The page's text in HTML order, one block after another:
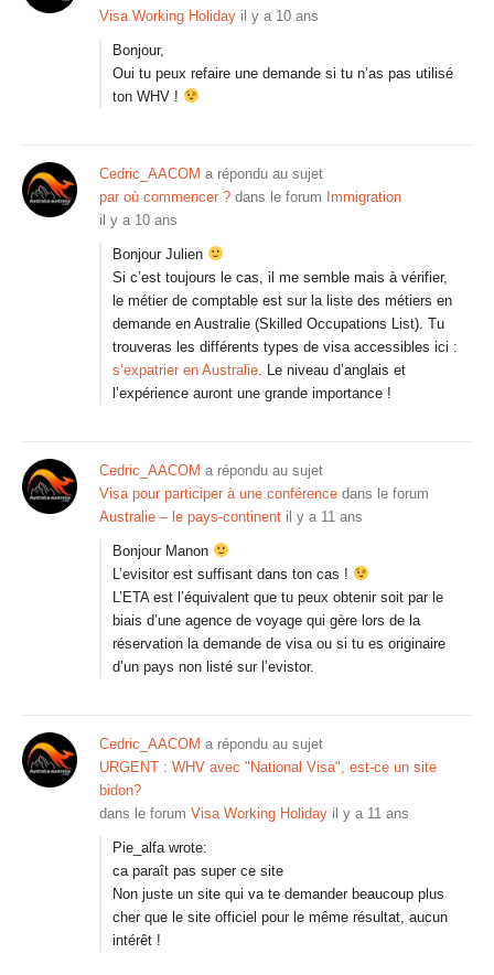
Visa Working Holiday il y a 10 ans
Bonjour,
Oui tu peux refaire une demande si tu n’as pas utilisé
ton WHV !
Cedric_AACOM a répondu au sujet
par où commencer ? dans le forum Immigration
il y a 10 ans
Bonjour Julien
Si c’est toujours le cas, il me semble mais à vérifier,
le métier de comptable est sur la liste des métiers en
demande en Australie (Skilled Occupations List). Tu
trouveras les différents types de visa accessibles ici :
s’expatrier en Australie. Le niveau d’anglais et
l’expérience auront une grande importance !
Cedric_AACOM a répondu au sujet
Visa pour participer à une conférence dans le forum
Australie – le pays-continent il y a 11 ans
Bonjour Manon
L’evisitor est suffisant dans ton cas !
L’ETA est l’équivalent que tu peux obtenir soit par le
biais d’une agence de voyage qui gère lors de la
réservation la demande de visa ou si tu es originaire
d’un pays non listé sur l’evistor.
Cedric_AACOM a répondu au sujet
URGENT : WHV avec "National Visa", est-ce un site
bidon?
dans le forum Visa Working Holiday il y a 11 ans
Pie_alfa wrote:
ca paraît pas super ce site
Non juste un site qui va te demander beaucoup plus
cher que le site officiel pour le même résultat, aucun
intérêt !